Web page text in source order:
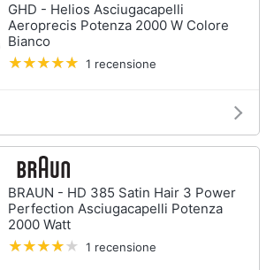
GHD - Helios Asciugacapelli
Aeroprecis Potenza 2000 W Colore
Bianco
1 recensione
BRAUN - HD 385 Satin Hair 3 Power
Perfection Asciugacapelli Potenza
2000 Watt
1 recensione